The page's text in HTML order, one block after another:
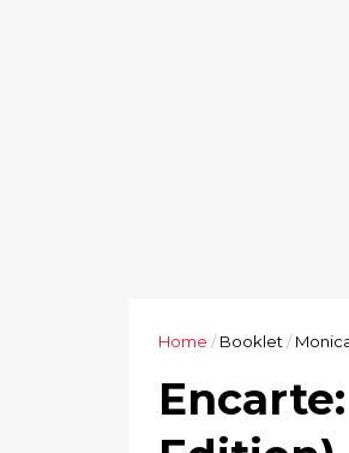
Home / Booklet /